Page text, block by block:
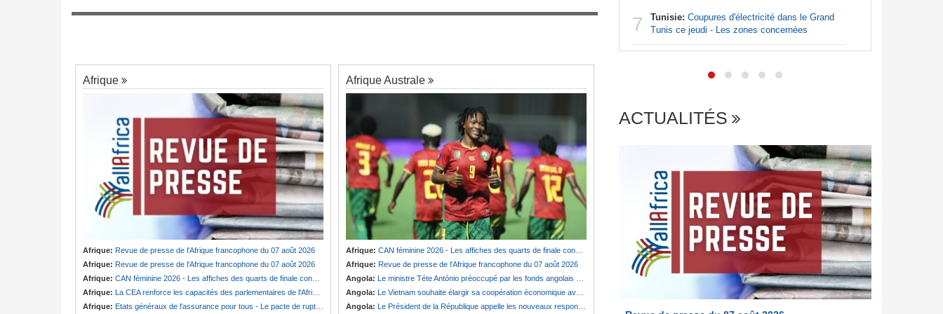
Afrique
Afrique: Revue de presse de l'Afrique francophone du 07 août 2026
Afrique: Revue de presse de l'Afrique francophone du 07 août 2026
Afrique: CAN féminine 2026 - Les affiches des quarts de finale connues
Afrique: La CEA renforce les capacités des parlementaires de l'Afrique de l'Est
Afrique: Etats généraux de l'assurance pour tous - Le pacte de rupture
Afrique Australe
Afrique: CAN féminine 2026 - Les affiches des quarts de finale connues
Afrique: Revue de presse de l'Afrique francophone du 07 août 2026
Angola: Le ministre Téte António préoccupé par les fonds angolais bloqués en Suisse
Angola: Le Vietnam souhaite élargir sa coopération économique avec le pays
Angola: Le Président de la République appelle les nouveaux responsables à renforcer l'action de l'Exécutif
Cameroun:Absence prolongée de Biya - Le
Afrique:Revue de presse de l'Afrique
7 Tunisie: Coupures d'électricité dans le Grand
Tunis ce jeudi - Les zones concernées
ACTUALITÉS